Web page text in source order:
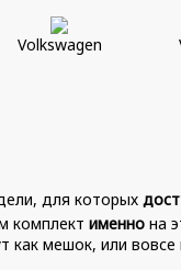
Volkswagen
для которых
комплект именно на
мешок, или вовсе